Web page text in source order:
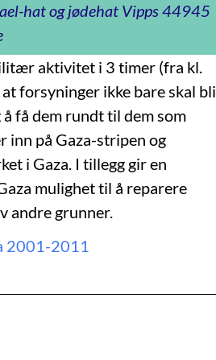
hat og jødehat Vipps 44945
aktivitet i 3 timer (fra kl.
forsyninger ikke bare skal bli
få dem rundt til dem som
inn på Gaza-stripen og
i Gaza. I tillegg gir en
mulighet til å reparere
andre grunner.
2001-2011